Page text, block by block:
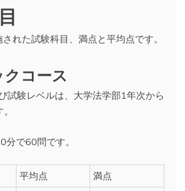
れた試験科目、満点と平均点です。
コース
試験レベルは、大学法学部1年次から
で60問です。
平均点
満点